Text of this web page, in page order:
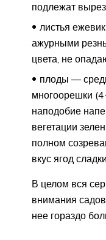
подлежат
листья
ажурными
цвета, не
плоды —
многоорешки
наподобие
вегетации
полном
вкус ягод
В целом вся
внимания
нее гораздо